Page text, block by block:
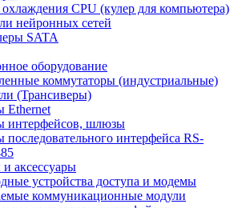
CPU (кулер для компьютера)
нейронных сетей
SATA
оборудование
коммутаторы (индустриальные)
(Трансиверы)
Ethernet
интерфейсов, шлюзы
последовательного интерфейса RS-
аксессуары
устройства доступа и модемы
коммуникационные модули